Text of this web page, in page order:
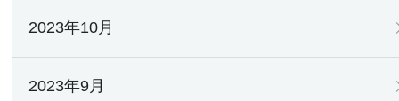
2023年10月
2023年9月